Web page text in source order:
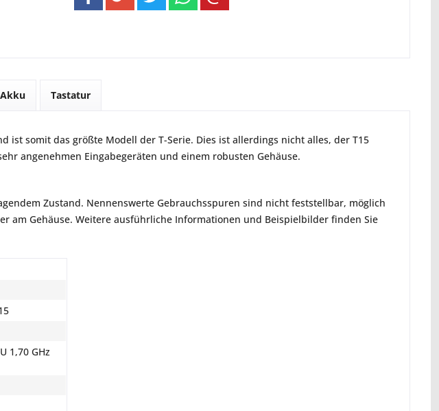
Akku Tastatur
ist somit das größte Modell der T-Serie. Dies ist allerdings nicht alles, der T15
angenehmen Eingabegeräten und einem robusten Gehäuse.
Zustand. Nennenswerte Gebrauchsspuren sind nicht feststellbar, möglich
am Gehäuse. Weitere ausführliche Informationen und Beispielbilder finden Sie
1,70 GHz